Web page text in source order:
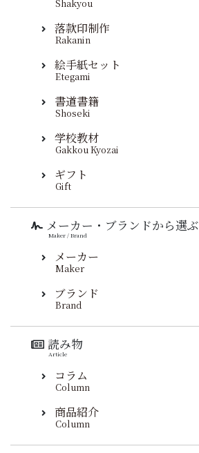
Shakyou
落款印制作
Rakanin
絵手紙セット
Etegami
書道書籍
Shoseki
学校教材
Gakkou Kyozai
ギフト
Gift
メーカー・ブランドから選ぶ
Maker / Brand
メーカー
Maker
ブランド
Brand
読み物
Article
コラム
Column
商品紹介
Column